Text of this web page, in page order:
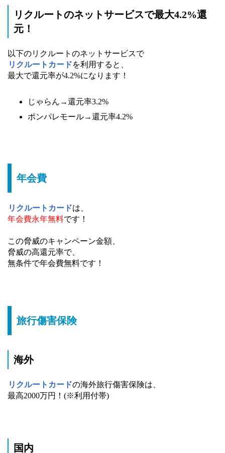
リクルートのネットサービスで最大4.2%還
元！
以下のリクルートのネットサービスで
リクルートカードを利用すると、
最大で還元率が4.2%になります！
じゃらん→還元率3.2%
ポンパレモール→還元率4.2%
年会費
リクルートカードは、
年会費永年無料です！
この脅威のキャンペーン金額、
脅威の高還元率で、
無条件で年会費無料です！
旅行傷害保険
海外
リクルートカードの海外旅行傷害保険は、
最高2000万円！(※利用付帯)
国内